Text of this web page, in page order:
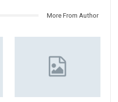
More From Author